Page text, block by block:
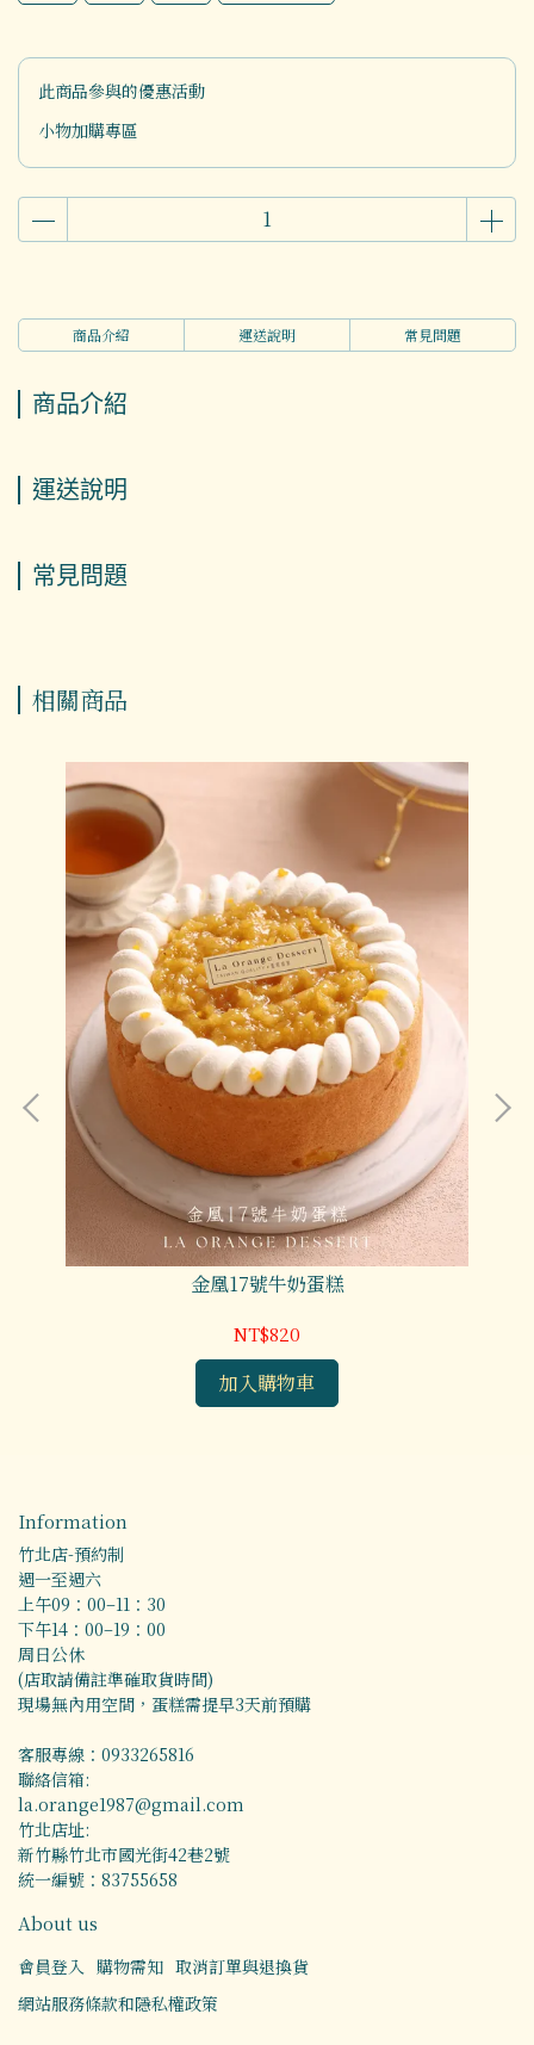
此商品參與的優惠活動
小物加購專區
商品介紹 運送說明 常見問題
商品介紹
運送說明
常見問題
相關商品
金凰17號牛奶蛋糕
NT$820
加入購物車
Information
竹北店-預約制
週一至週六
上午09：00–11：30
下午14：00–19：00
周日公休
(店取請備註準確取貨時間)
現場無內用空間，蛋糕需提早3天前預購
客服專線：0933265816
聯絡信箱:
la.orange1987@gmail.com
竹北店址:
新竹縣竹北市國光街42巷2號
統一編號：83755658
About us
會員登入 購物需知 取消訂單與退換貨
網站服務條款和隱私權政策